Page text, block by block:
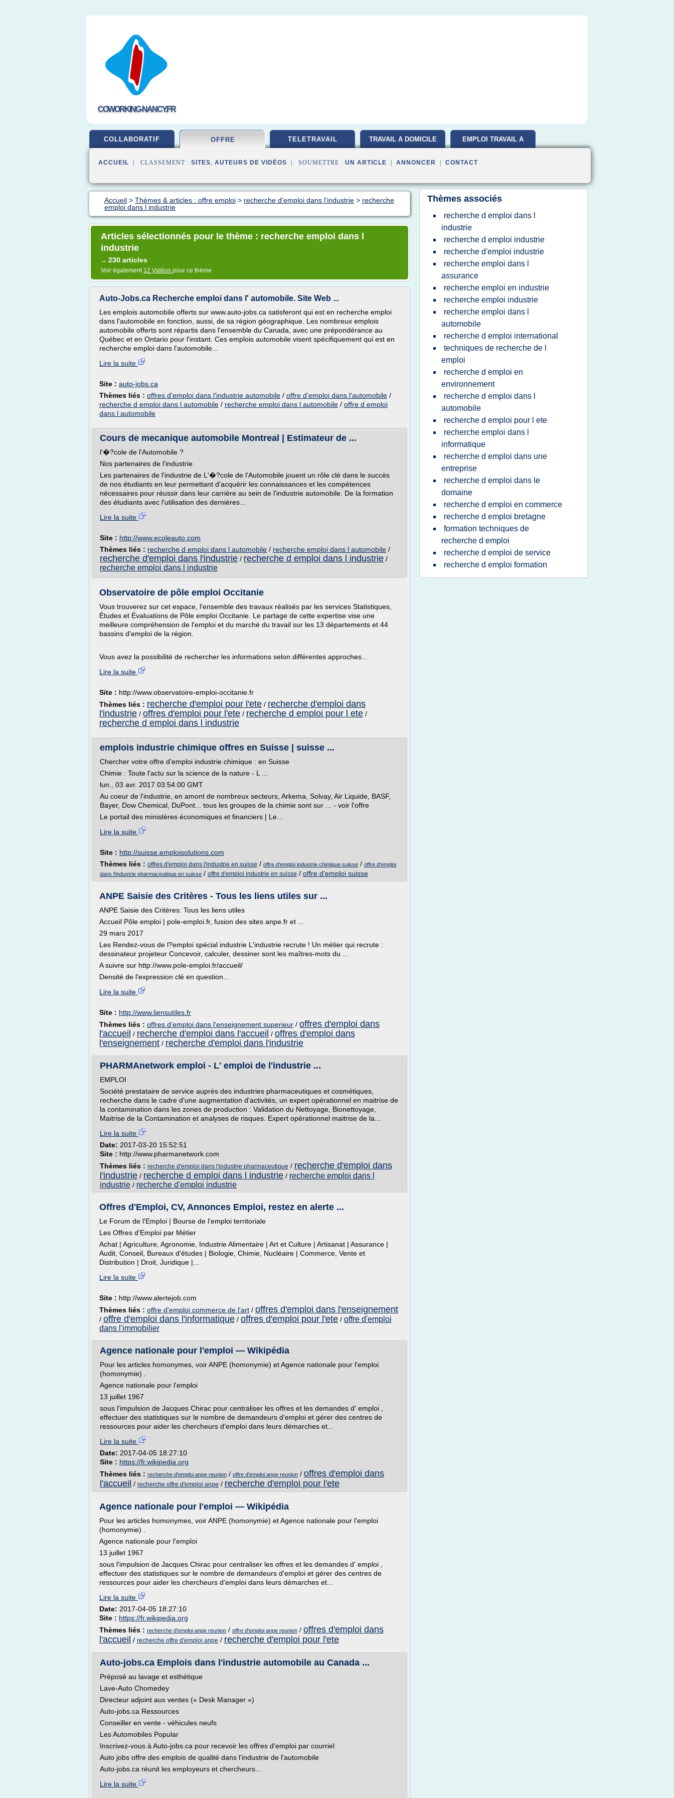
COWORKING-NANCY.FR
COLLABORATIF OFFRE TELETRAVAIL TRAVAIL A DOMICILE EMPLOI TRAVAIL A
ACCUEIL | CLASSEMENT : SITES, AUTEURS DE VIDÉOS | SOUMETTRE : UN ARTICLE ANNONCER CONTACT
Accueil > Thèmes & articles : offre emploi > recherche d'emploi dans l'industrie > recherche
emploi dans l industrie
Articles sélectionnés pour le thème : recherche emploi dans l
industrie
→ 230 articles
Voir également 12 Vidéos pour ce thème
Auto-Jobs.ca Recherche emploi dans l' automobile. Site Web ...
Les emplois automobile offerts sur www.auto-jobs.ca satisferont qui est en recherche emploi
dans l'automobile en fonction, aussi, de sa région géographique. Les nombreux emplois
automobile offerts sont répartis dans l'ensemble du Canada, avec une prépondérance au
Québec et en Ontario pour l'instant. Ces emplois automobile visent spécifiquement qui est en
recherche emploi dans l'automobile...
Lire la suite
Site : auto-jobs.ca
Thèmes liés : offres d'emploi dans l'industrie automobile / offre d'emploi dans l'automobile /
recherche d emploi dans l automobile / recherche emploi dans l automobile / offre d emploi
dans l automobile
Cours de mecanique automobile Montreal | Estimateur de ...
l'�?cole de l'Automobile ?
Nos partenaires de l'industrie
Les partenaires de l'industrie de L'�?cole de l'Automobile jouent un rôle clé dans le succès
de nos étudiants en leur permettant d'acquérir les connaissances et les compétences
nécessaires pour réussir dans leur carrière au sein de l'industrie automobile. De la formation
des étudiants avec l'utilisation des dernières...
Lire la suite
Site : http://www.ecoleauto.com
Thèmes liés : recherche d emploi dans l automobile / recherche emploi dans l automobile /
recherche d'emploi dans l'industrie / recherche d emploi dans l industrie /
recherche emploi dans l industrie
Observatoire de pôle emploi Occitanie
Vous trouverez sur cet espace, l'ensemble des travaux réalisés par les services Statistiques,
Études et Évaluations de Pôle emploi Occitanie. Le partage de cette expertise vise une
meilleure compréhension de l'emploi et du marché du travail sur les 13 départements et 44
bassins d'emploi de la région.
Vous avez la possibilité de rechercher les informations selon différentes approches...
Lire la suite
Site : http://www.observatoire-emploi-occitanie.fr
Thèmes liés : recherche d'emploi pour l'ete / recherche d'emploi dans
l'industrie / offres d'emploi pour l'ete / recherche d emploi pour l ete /
recherche d emploi dans l industrie
emplois industrie chimique offres en Suisse | suisse ...
Chercher votre offre d'emploi industrie chimique : en Suisse
Chimie : Toute l'actu sur la science de la nature - L ...
lun., 03 avr. 2017 03:54:00 GMT
Au coeur de l'industrie, en amont de nombreux secteurs, Arkema, Solvay, Air Liquide, BASF,
Bayer, Dow Chemical, DuPont... tous les groupes de la chimie sont sur ... - voir l'offre
Le portail des ministères économiques et financiers | Le...
Lire la suite
Site : http://suisse.emploisolutions.com
Thèmes liés : offres d'emploi dans l'industrie en suisse / offre d'emploi industrie chimique suisse / offre d'emploi
dans l'industrie pharmaceutique en suisse / offre d'emploi industrie en suisse / offre d'emploi suisse
ANPE Saisie des Critères - Tous les liens utiles sur ...
ANPE Saisie des Critères: Tous les liens utiles
Accueil Pôle emploi | pole-emploi.fr, fusion des sites anpe.fr et ...
29 mars 2017
Les Rendez-vous de l?emploi spécial industrie L'industrie recrute ! Un métier qui recrute :
dessinateur projeteur Concevoir, calculer, dessiner sont les maîtres-mots du ...
A suivre sur http://www.pole-emploi.fr/accueil/
Densité de l'expression clé en question...
Lire la suite
Site : http://www.liensutiles.fr
Thèmes liés : offres d'emploi dans l'enseignement superieur / offres d'emploi dans
l'accueil / recherche d'emploi dans l'accueil / offres d'emploi dans
l'enseignement / recherche d'emploi dans l'industrie
PHARMAnetwork emploi - L' emploi de l'industrie ...
EMPLOI
Société prestataire de service auprès des industries pharmaceutiques et cosmétiques,
recherche dans le cadre d'une augmentation d'activités, un expert opérationnel en maitrise de
la contamination dans les zones de production : Validation du Nettoyage, Bionettoyage,
Maitrise de la Contamination et analyses de risques. Expert opérationnel maitrise de la...
Lire la suite
Date: 2017-03-20 15:52:51
Site : http://www.pharmanetwork.com
Thèmes liés : recherche d'emploi dans l'industrie pharmaceutique / recherche d'emploi dans
l'industrie / recherche d emploi dans l industrie / recherche emploi dans l
industrie / recherche d'emploi industrie
Offres d'Emploi, CV, Annonces Emploi, restez en alerte ...
Le Forum de l'Emploi | Bourse de l'emploi territoriale
Les Offres d'Emploi par Métier
Achat | Agriculture, Agronomie, Industrie Alimentaire | Art et Culture | Artisanat | Assurance |
Audit, Conseil, Bureaux d'études | Biologie, Chimie, Nucléaire | Commerce, Vente et
Distribution | Droit, Juridique |...
Lire la suite
Site : http://www.alertejob.com
Thèmes liés : offre d'emploi commerce de l'art / offres d'emploi dans l'enseignement
/ offre d'emploi dans l'informatique / offres d'emploi pour l'ete / offre d'emploi
dans l'immobilier
Agence nationale pour l'emploi — Wikipédia
Pour les articles homonymes, voir ANPE (homonymie) et Agence nationale pour l'emploi
(homonymie) .
Agence nationale pour l'emploi
13 juillet 1967
sous l'impulsion de Jacques Chirac pour centraliser les offres et les demandes d' emploi ,
effectuer des statistiques sur le nombre de demandeurs d'emploi et gérer des centres de
ressources pour aider les chercheurs d'emploi dans leurs démarches et...
Lire la suite
Date: 2017-04-05 18:27:10
Site : https://fr.wikipedia.org
Thèmes liés : recherche d'emploi anpe reunion / offre d'emploi anpe reunion / offres d'emploi dans
l'accueil / recherche offre d'emploi anpe / recherche d'emploi pour l'ete
Agence nationale pour l'emploi — Wikipédia
Pour les articles homonymes, voir ANPE (homonymie) et Agence nationale pour l'emploi
(homonymie) .
Agence nationale pour l'emploi
13 juillet 1967
sous l'impulsion de Jacques Chirac pour centraliser les offres et les demandes d' emploi ,
effectuer des statistiques sur le nombre de demandeurs d'emploi et gérer des centres de
ressources pour aider les chercheurs d'emploi dans leurs démarches et...
Lire la suite
Date: 2017-04-05 18:27:10
Site : https://fr.wikipedia.org
Thèmes liés : recherche d'emploi anpe reunion / offre d'emploi anpe reunion / offres d'emploi dans
l'accueil / recherche offre d'emploi anpe / recherche d'emploi pour l'ete
Auto-jobs.ca Emplois dans l'industrie automobile au Canada ...
Préposé au lavage et esthétique
Lave-Auto Chomedey
Directeur adjoint aux ventes (« Desk Manager »)
Auto-jobs.ca Ressources
Conseiller en vente - véhicules neufs
Les Automobiles Popular
Inscrivez-vous à Auto-jobs.ca pour recevoir les offres d'emploi par courriel
Auto jobs offre des emplois de qualité dans l'industrie de l'automobile
Auto-jobs.ca réunit les employeurs et chercheurs...
Lire la suite
Thèmes associés
recherche d emploi dans l
industrie
recherche d emploi industrie
recherche d'emploi industrie
recherche emploi dans l
assurance
recherche emploi en industrie
recherche emploi industrie
recherche emploi dans l
automobile
recherche d emploi international
techniques de recherche de l
emploi
recherche d emploi en
environnement
recherche d emploi dans l
automobile
recherche d emploi pour l ete
recherche emploi dans l
informatique
recherche d emploi dans une
entreprise
recherche d emploi dans le
domaine
recherche d emploi en commerce
recherche d emploi bretagne
formation techniques de
recherche d emploi
recherche d emploi de service
recherche d emploi formation